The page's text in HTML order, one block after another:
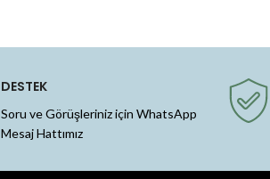
DESTEK
Soru ve Görüşleriniz için WhatsApp
Mesaj Hattımız